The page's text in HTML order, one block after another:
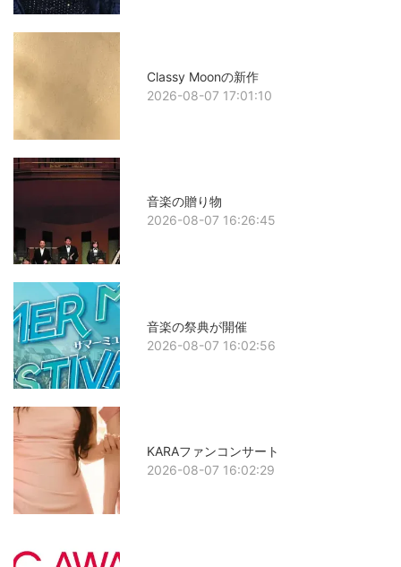
Classy Moonの新作
2026-08-07 17:01:10
音楽の贈り物
2026-08-07 16:26:45
音楽の祭典が開催
2026-08-07 16:02:56
KARAファンコンサート
2026-08-07 16:02:29